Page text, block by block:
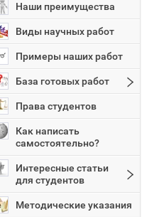
Наши преимущества
Виды научных работ
Примеры наших работ
База готовых работ
Права студентов
Как написать
самостоятельно?
Интересные статьи
для студентов
Методические указания